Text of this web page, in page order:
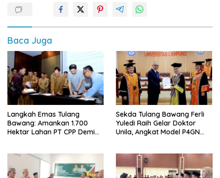
Baca Juga
Langkah Emas Tulang
Bawang: Amankan 1.700
Hektar Lahan PT CPP Demi
Sekda Tulang Bawang Ferli
Yuledi Raih Gelar Doktor
Unila, Angkat Model P4GN